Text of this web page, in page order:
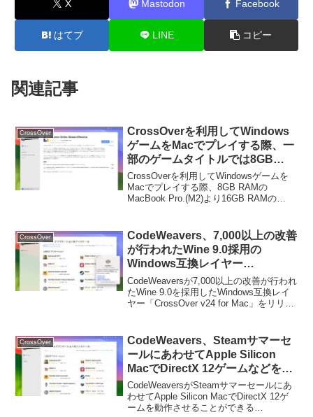
X Mastodon Facebook
はてブ LINE コピー
関連記事
CrossOver
CrossOverを利用してWindows
ゲームをMacでプレイする際、一
部のゲームタイトルでは8GB
RAMのApple M2 Macより、
16GB RAMのApple M1 Mac方が
より快適なプレイが可能。
CrossOverを利用してWindowsゲームを
Macでプレイする際、8GB RAMの
MacBook Pro.(M2)より16GB RAMの
以下から...
CrossOver
CodeWeavers、7,000以上の改善
が行われたWine 9.0採用の
Windows互換レイヤー
「CrossOver v24 for Mac」をリ
リース。アップデート記念セール
も開催中。
CodeWeaversが7,000以上の改善が行われ
たWine 9.0を採用したWindows互換レイ
ヤー「CrossOver v24 for Mac」をリリー
CrossOver
CodeWeavers、Steamサマーセ
ールにあわせてApple Silicon
MacでDirectX 12ゲームなどを動
作させることができる
「CrossOver +/Life for Mac」を
30%OFFで販売するセールを開
CodeWeaversがSteamサマーセールにあ
わせてApple Silicon MacでDirectX 12ゲ
ームを動作させることができる